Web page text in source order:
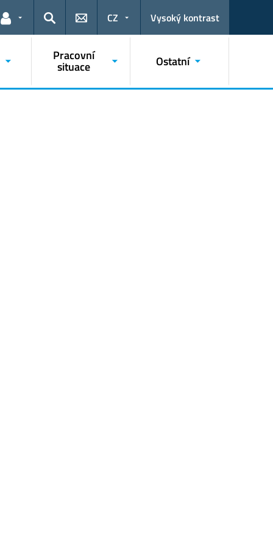
Odkazy pro uživatele
Hledat
CZ Vysoký kontrast
Pracovní
situace Ostatní